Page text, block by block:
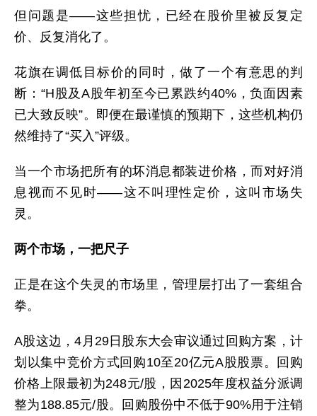
但问题是——这些担忧，已经在股价里被反复定
价、反复消化了。
花旗在调低目标价的同时，做了一个有意思的判
断：“H股及A股年初至今已累跌约40%，负面因素
已大致反映”。即便在最谨慎的预期下，这些机构仍
然维持了“买入”评级。
当一个市场把所有的坏消息都装进价格，而对好消
息视而不见时——这不叫理性定价，这叫市场失
灵。
两个市场，一把尺子
正是在这个失灵的市场里，管理层打出了一套组合
拳。
A股这边，4月29日股东大会审议通过回购方案，计
划以集中竞价方式回购10至20亿元A股股票。回购
价格上限最初为248元/股，因2025年度权益分派调
整为188.85元/股。回购股份中不低于90%用于注销